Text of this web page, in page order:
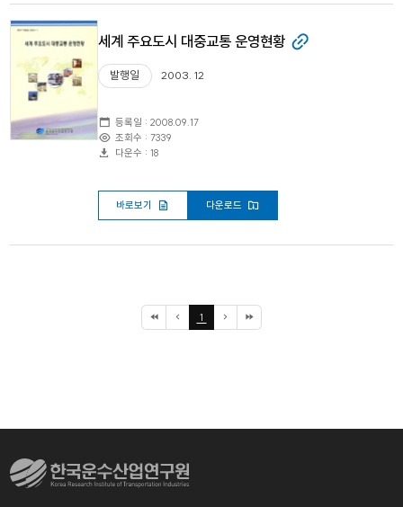
세계 주요도시 대중교통 운영현황
발행일 2003. 12
등록일 : 2008.09.17
조회수 : 7339
다운수 : 18
바로보기 다운로드
1